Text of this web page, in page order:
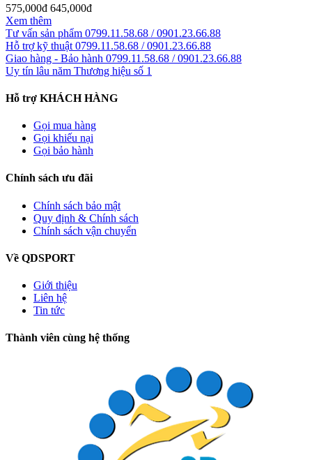
575,000đ 645,000đ
Xem thêm
Tư vấn sản phẩm 0799.11.58.68 / 0901.23.66.88
Hỗ trợ kỹ thuật 0799.11.58.68 / 0901.23.66.88
Giao hàng - Bảo hành 0799.11.58.68 / 0901.23.66.88
Uy tín lâu năm Thương hiệu số 1
Hỗ trợ KHÁCH HÀNG
Gọi mua hàng
Gọi khiếu nại
Gọi bảo hành
Chính sách ưu đãi
Chính sách bảo mật
Quy định & Chính sách
Chính sách vận chuyển
Về QDSPORT
Giới thiệu
Liên hệ
Tin tức
Thành viên cùng hệ thống